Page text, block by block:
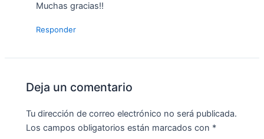
Muchas gracias!!
Responder
Deja un comentario
Tu dirección de correo electrónico no será publicada.
Los campos obligatorios están marcados con *